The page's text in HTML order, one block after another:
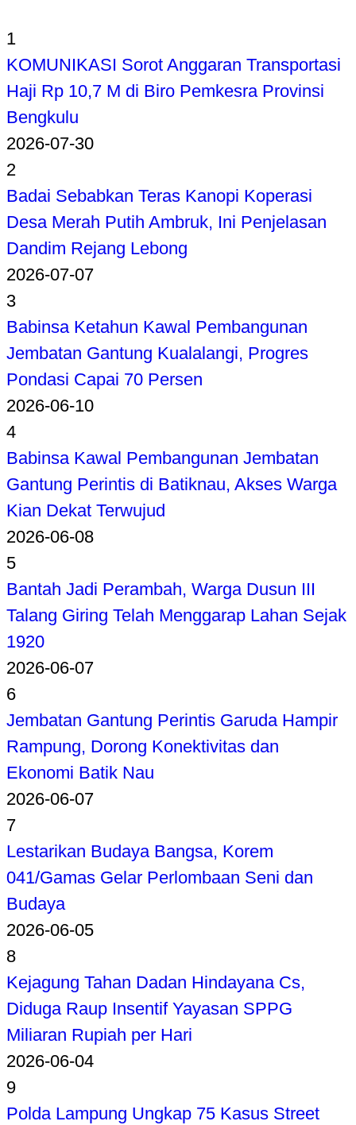
1
KOMUNIKASI Sorot Anggaran Transportasi
Haji Rp 10,7 M di Biro Pemkesra Provinsi
Bengkulu
2026-07-30
2
Badai Sebabkan Teras Kanopi Koperasi
Desa Merah Putih Ambruk, Ini Penjelasan
Dandim Rejang Lebong
2026-07-07
3
Babinsa Ketahun Kawal Pembangunan
Jembatan Gantung Kualalangi, Progres
Pondasi Capai 70 Persen
2026-06-10
4
Babinsa Kawal Pembangunan Jembatan
Gantung Perintis di Batiknau, Akses Warga
Kian Dekat Terwujud
2026-06-08
5
Bantah Jadi Perambah, Warga Dusun III
Talang Giring Telah Menggarap Lahan Sejak
1920
2026-06-07
6
Jembatan Gantung Perintis Garuda Hampir
Rampung, Dorong Konektivitas dan
Ekonomi Batik Nau
2026-06-07
7
Lestarikan Budaya Bangsa, Korem
041/Gamas Gelar Perlombaan Seni dan
Budaya
2026-06-05
8
Kejagung Tahan Dadan Hindayana Cs,
Diduga Raup Insentif Yayasan SPPG
Miliaran Rupiah per Hari
2026-06-04
9
Polda Lampung Ungkap 75 Kasus Street